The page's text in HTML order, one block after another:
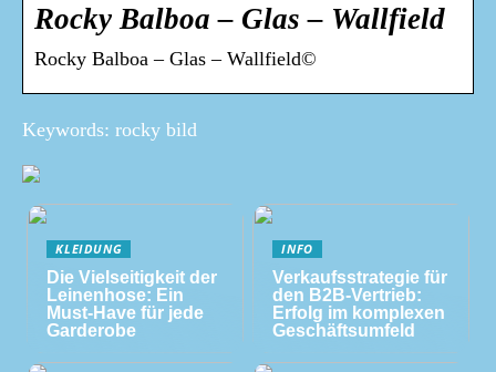
Rocky Balboa – Glas – Wallfield
Rocky Balboa – Glas – Wallfield©
Keywords: rocky bild
KLEIDUNG
Die Vielseitigkeit der
Leinenhose: Ein
Must-Have für jede
Garderobe
INFO
Verkaufsstrategie für
den B2B-Vertrieb:
Erfolg im komplexen
Geschäftsumfeld